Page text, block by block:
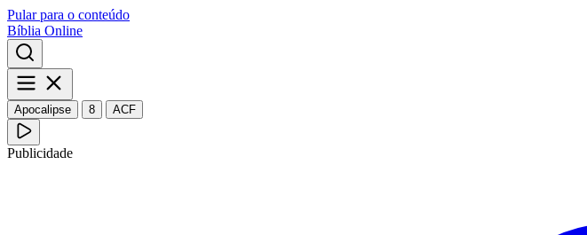
Pular para o conteúdo
Bíblia Online
Apocalipse 8 ACF
Publicidade